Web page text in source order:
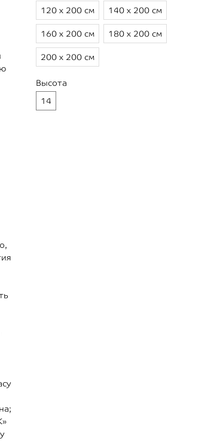
120 х 200 см 140 х 200 см
160 х 200 см 180 х 200 см
200 х 200 см
Высота
14